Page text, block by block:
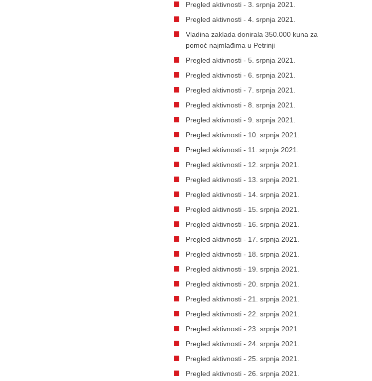
Pregled aktivnosti - 3. srpnja 2021.
Pregled aktivnosti - 4. srpnja 2021.
Vladina zaklada donirala 350.000 kuna za
pomoć najmlađima u Petrinji
Pregled aktivnosti - 5. srpnja 2021.
Pregled aktivnosti - 6. srpnja 2021.
Pregled aktivnosti - 7. srpnja 2021.
Pregled aktivnosti - 8. srpnja 2021.
Pregled aktivnosti - 9. srpnja 2021.
Pregled aktivnosti - 10. srpnja 2021.
Pregled aktivnosti - 11. srpnja 2021.
Pregled aktivnosti - 12. srpnja 2021.
Pregled aktivnosti - 13. srpnja 2021.
Pregled aktivnosti - 14. srpnja 2021.
Pregled aktivnosti - 15. srpnja 2021.
Pregled aktivnosti - 16. srpnja 2021.
Pregled aktivnosti - 17. srpnja 2021.
Pregled aktivnosti - 18. srpnja 2021.
Pregled aktivnosti - 19. srpnja 2021.
Pregled aktivnosti - 20. srpnja 2021.
Pregled aktivnosti - 21. srpnja 2021.
Pregled aktivnosti - 22. srpnja 2021.
Pregled aktivnosti - 23. srpnja 2021.
Pregled aktivnosti - 24. srpnja 2021.
Pregled aktivnosti - 25. srpnja 2021.
Pregled aktivnosti - 26. srpnja 2021.